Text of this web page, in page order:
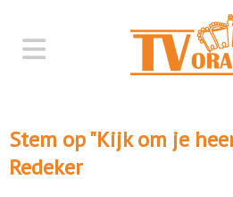
Stem op "Kijk om je
Redeker